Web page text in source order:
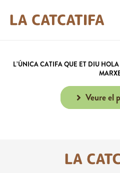
L’ÚNICA CATIFAQUE ET DIU
Veure el